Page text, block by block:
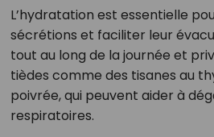
L’hydratation est essentielle
sécrétions et faciliter leur
tout au long de la journée et
tièdes comme des tisanes au
poivrée, qui peuvent aider à
respiratoires.